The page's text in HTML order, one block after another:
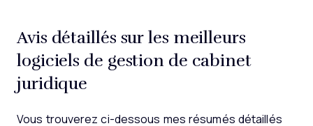
Avis détaillés sur les meilleurs
logiciels de gestion de cabinet
juridique
Vous trouverez ci-dessous mes résumés détaillés